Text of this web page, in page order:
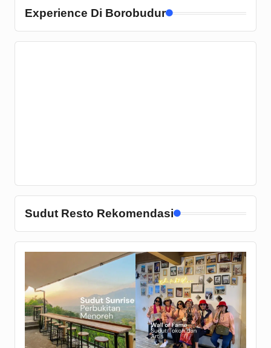
Experience Di Borobudur
Sudut Resto Rekomendasi